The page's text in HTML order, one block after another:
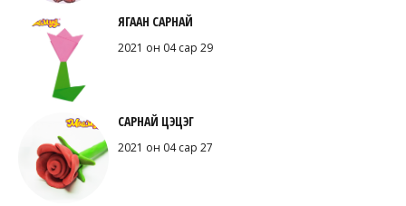
ЯГААН САРНАЙ
2021 он 04 сар 29
САРНАЙ ЦЭЦЭГ
2021 он 04 сар 27